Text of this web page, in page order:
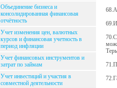
Объединение бизнеса и
консолидированная финансовая
отчётность
Учет изменения цен, валютных
курсов и финансовая учетность в
период инфляции
Учет финансовых инструментов и
затрат по займам
Учет инвестиций и участия в
совместной деятельности